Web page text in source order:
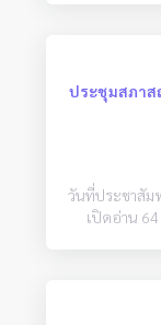
ประชุมสภาส
วันที่ประชาสั
เปิดอ่าน